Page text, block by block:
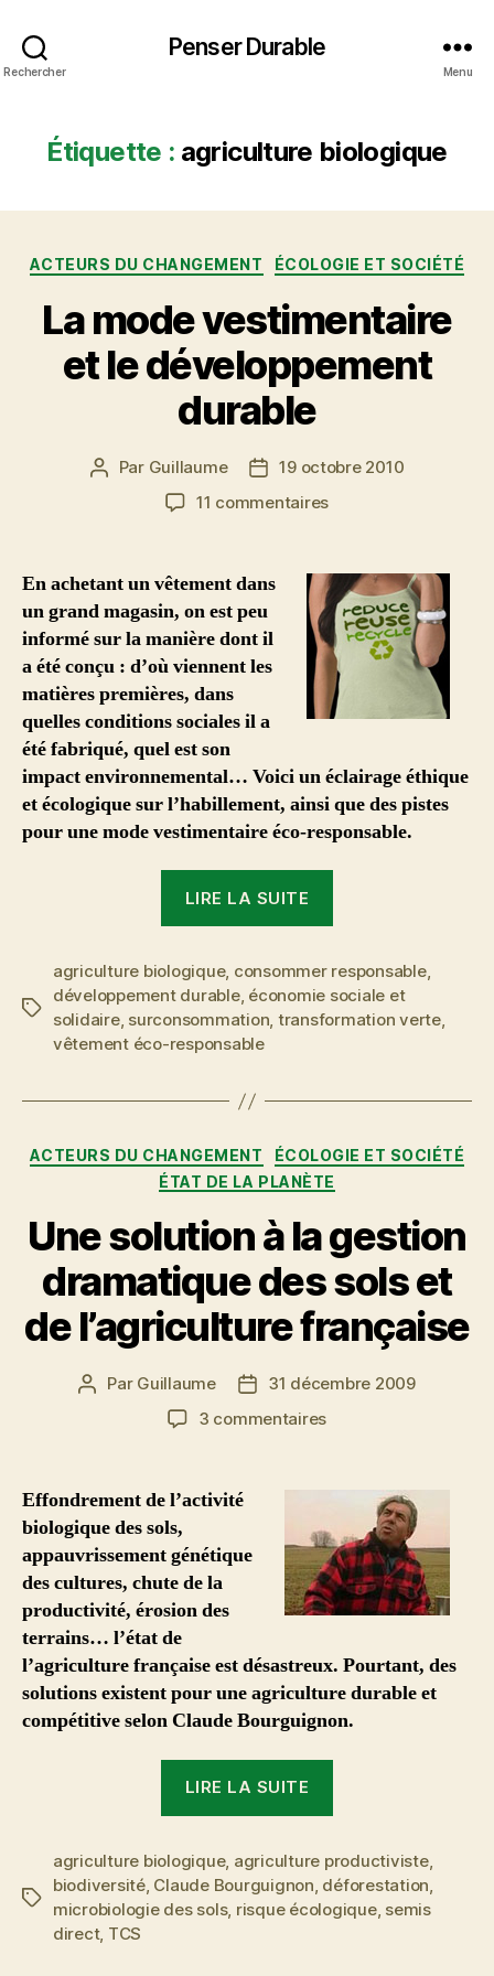
Rechercher
Penser Durable
Menu
Étiquette : agriculture biologique
Catégories
ACTEURS DU CHANGEMENT ÉCOLOGIE ET SOCIÉTÉ
La mode vestimentaire
et le développement
durable
Auteur
Par Guillaume
Date19 octobre 2010
11 commentairessur
vestimentaire
et
le
développement
durable
En achetant un vêtement dans
un grand magasin, on est peu
informé sur la manière dont il
a été conçu : d’où viennent les
matières premières, dans
quelles conditions sociales il a
été fabriqué, quel est son
impact environnemental… Voici un éclairage éthique
et écologique sur l’habillement, ainsi que des pistes
pour une mode vestimentaire éco-responsable.
LIRE LA SUITE
et
le
développement
Étiquettes
agriculture biologique, consommer responsable,
développement durable, économie sociale et
solidaire, surconsommation, transformation verte,
vêtement éco-responsable
Catégories
ACTEURS DU CHANGEMENT
ÉCOLOGIE ET SOCIÉTÉ
ÉTAT DE LA PLANÈTE
Une solution à la gestion
dramatique des sols et
de l’agriculture française
Auteur
Par Guillaume
Date31 décembre 2009
3 commentairessur
gestion
dramatique
des
sols
de
l’agriculture
Effondrement de l’activité
biologique des sols,
appauvrissement génétique
des cultures, chute de la
productivité, érosion des
terrains… l’état de
l’agriculture française est désastreux. Pourtant, des
solutions existent pour une agriculture durable et
compétitive selon Claude Bourguignon.
LIRE LA SUITE
la
gestion
dramatique
Étiquettes
agriculture biologique, agriculture productiviste,
biodiversité, Claude Bourguignon déforestation
microbiologie des sols, risque écologique, semis
direct, TCS